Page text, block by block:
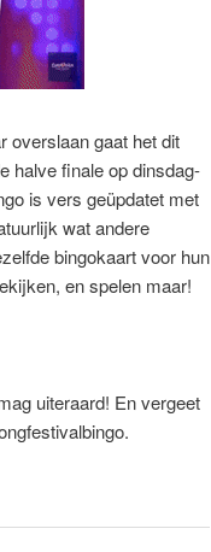
overslaan gaat het dit
halve finale op dinsdag-
is vers geüpdatet met
wat andere
bingokaart voor hun
en spelen maar!
uiteraard! En vergeet